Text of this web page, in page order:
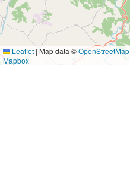
Leaflet | Map data ©OpenStreetMap
Mapbox